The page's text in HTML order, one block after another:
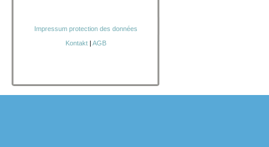
Impressum protection des données
Kontakt | AGB